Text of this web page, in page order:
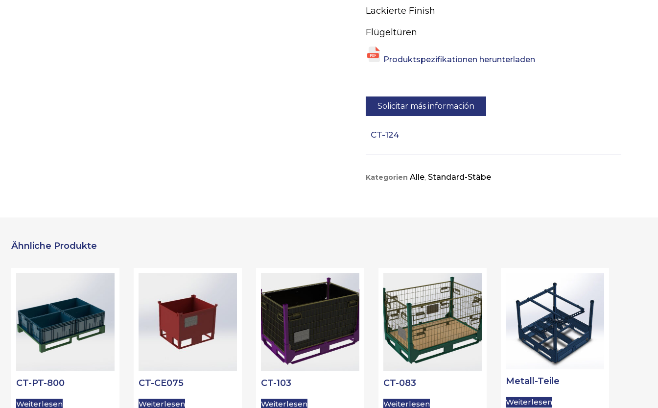
Lackierte Finish
Flügeltüren
Produktspezifikationen herunterladen
Solicitar más información
CT-124
Kategorien Alle, Standard-Stäbe
Ähnliche Produkte
CT-PT-800
Weiterlesen
CT-CE075
Weiterlesen
CT-103
Weiterlesen
CT-083
Weiterlesen
Metall-Teile
Weiterlesen